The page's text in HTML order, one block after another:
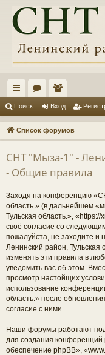
с
ы
лк
и
ум
ы
ол
ьз
ов
ат
ел
и
Поиск Вход
Список форумов
СНТ "Мыза-1" -
- Общие правила
Заходя на конференцию
область.» (в дальнейшем
Тульская область.»,
своё согласие со
пожалуйста, не заходите
Ленинский район,
изменять эти правила в
уведомить вас об этом.
просмотр настойщих
использование
область.» после
согласие с ними.
Наши форумы работают
для создания
обеспечение phpBB»,